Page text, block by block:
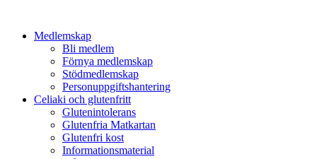
Medlemskap
Bli medlem
Förnya medlemskap
Stödmedlemskap
Personuppgiftshantering
Celiaki och glutenfritt
Glutenintolerans
Glutenfria Matkartan
Glutenfri kost
Informationsmaterial